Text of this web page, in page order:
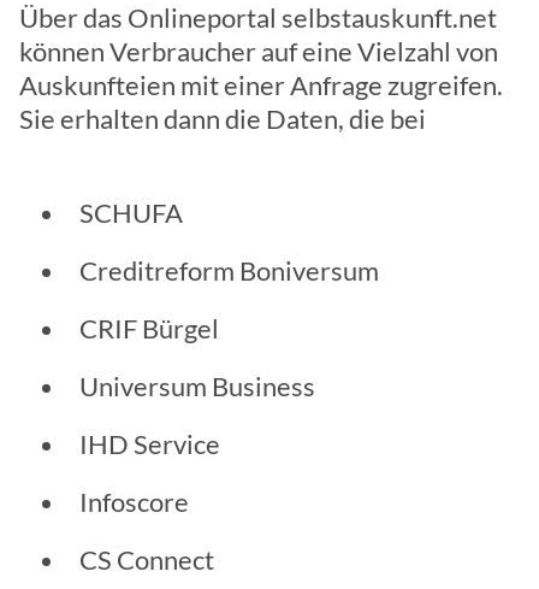
Über das Onlineportal selbstauskunft.net
können Verbraucher auf eine Vielzahl von
Auskunfteien mit einer Anfrage zugreifen.
Sie erhalten dann die Daten, die bei
SCHUFA
Creditreform Boniversum
CRIF Bürgel
Universum Business
IHD Service
Infoscore
CS Connect